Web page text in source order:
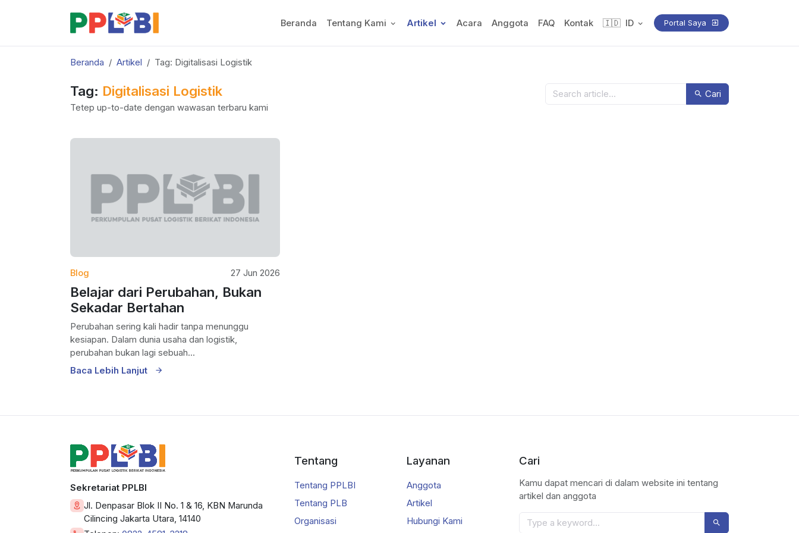
Beranda Tentang Kami Artikel Acara Anggota FAQ Kontak 🇮🇩 ID Portal Saya
Beranda Artikel Tag: Digitalisasi Logistik
Tag: Digitalisasi Logistik
Tetep up-to-date dengan wawasan terbaru kami
Cari
Blog 27 Jun 2026
Belajar dari Perubahan, Bukan
Sekadar Bertahan
Perubahan sering kali hadir tanpa menunggu
kesiapan. Dalam dunia usaha dan logistik,
perubahan bukan lagi sebuah...
Baca Lebih Lanjut
Sekretariat PPLBI
Jl. Denpasar Blok II No. 1 & 16, KBN Marunda
Cilincing Jakarta Utara, 14140
Tentang
Tentang PPLBI
Tentang PLB
Organisasi
Layanan
Anggota
Artikel
Hubungi Kami
Cari
Kamu dapat mencari di dalam website ini tentang
artikel dan anggota